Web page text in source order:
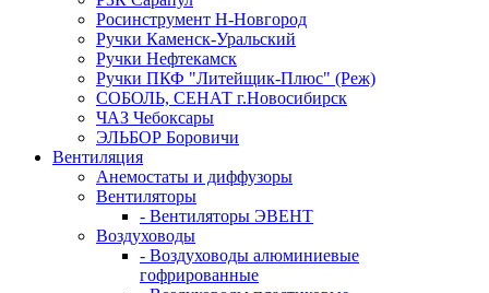
Росинструмент Н-Новгород
Ручки Каменск-Уральский
Ручки Нефтекамск
Ручки ПКФ "Литейщик-Плюс" (Реж)
СОБОЛЬ, СЕНАТ г.Новосибирск
ЧАЗ Чебоксары
ЭЛЬБОР Боровичи
Вентиляция
Анемостаты и диффузоры
Вентиляторы
- Вентиляторы ЭВЕНТ
Воздуховоды
- Воздуховоды алюминиевые
гофрированные